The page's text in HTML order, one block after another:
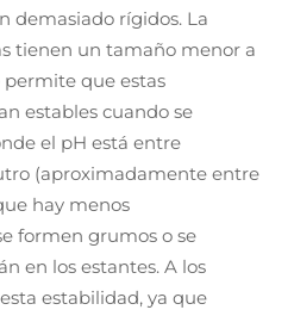
demasiado rígidos. La
tienen un tamaño menor a
que estas
estables cuando se
el pH está entre
(aproximadamente entre
hay menos
formen grumos o se
en los estantes. A los
estabilidad, ya que